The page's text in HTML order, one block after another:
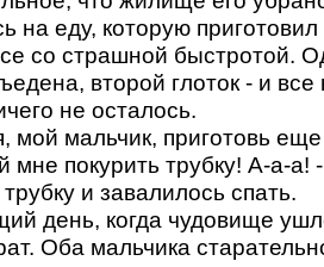
на еду, которую
со страшной быстротой.
второй глоток - и
не осталось.
мой мальчик, приготовь
мне покурить трубку! А-а-а!
и завалилось спать.
день, когда чудовище
Оба мальчика